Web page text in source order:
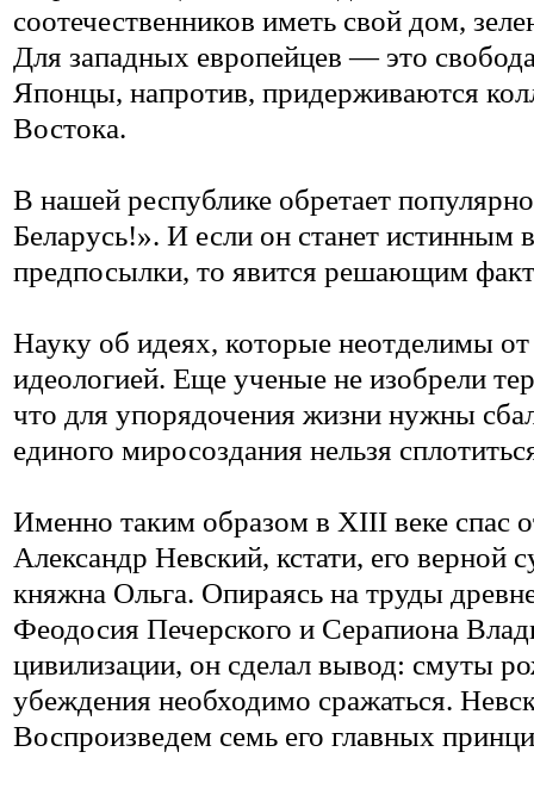
соотечественников иметь свой дом,
Для западных европейцев — это
Японцы, напротив, придерживаются
Востока.
В нашей республике обретает
Беларусь!». И если он станет истинным
предпосылки, то явится решающим
Науку об идеях, которые неотделимы
идеологией. Еще ученые не изобрели
что для упорядочения жизни нужны
единого миросоздания нельзя
Именно таким образом в XIII веке спас
Александр Невский, кстати, его верной
княжна Ольга. Опираясь на труды
Феодосия Печерского и Серапиона
цивилизации, он сделал вывод: смуты
убеждения необходимо сражаться.
Воспроизведем семь его главных